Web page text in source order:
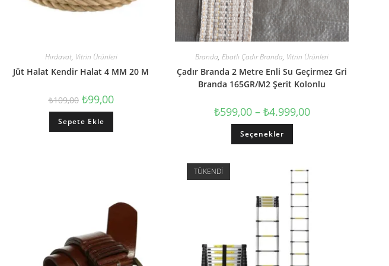
Hırdavat, Vitrin Ürünleri
Jüt Halat Kendir Halat 4 MM 20 M
₺109,00 ₺99,00
Sepete Ekle
Branda, Ebatlı Çadır Branda, Vitrin Ürünleri
Çadır Branda 2 Metre Enli Su Geçirmez Gri
Branda 165GR/M2 Şerit Kolonlu
₺599,00 – ₺4.999,00
Seçenekler
TÜKENDI